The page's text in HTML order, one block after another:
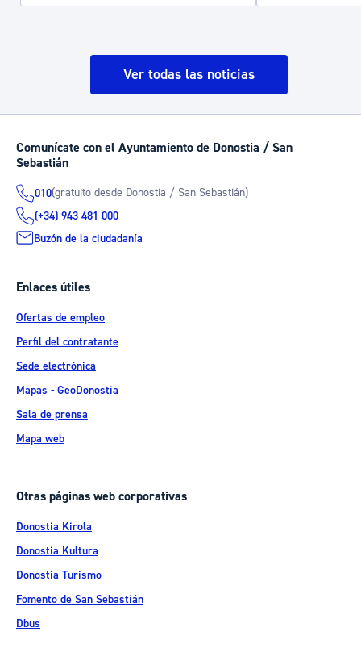
Ver todas las noticias
Comunícate con el Ayuntamiento de Donostia / San
Sebastián
010(gratuito desde Donostia / San Sebastián)
(+34) 943 481 000
Buzón de la ciudadanía
Enlaces útiles
Ofertas de empleo
Perfil del contratante
Sede electrónica
Mapas - GeoDonostia
Sala de prensa
Mapa web
Otras páginas web corporativas
Donostia Kirola
Donostia Kultura
Donostia Turismo
Fomento de San Sebastián
Dbus